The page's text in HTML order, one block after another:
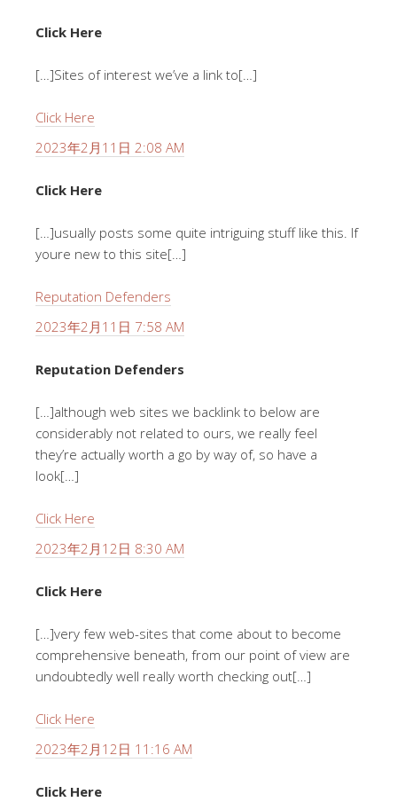
Click Here
[…]Sites of interest we’ve a link to[…]
Click Here
2023年2月11日 2:08 AM
Click Here
[…]usually posts some quite intriguing stuff like this. If
youre new to this site[…]
Reputation Defenders
2023年2月11日 7:58 AM
Reputation Defenders
[…]although web sites we backlink to below are
considerably not related to ours, we really feel
they’re actually worth a go by way of, so have a
look[…]
Click Here
2023年2月12日 8:30 AM
Click Here
[…]very few web-sites that come about to become
comprehensive beneath, from our point of view are
undoubtedly well really worth checking out[…]
Click Here
2023年2月12日 11:16 AM
Click Here